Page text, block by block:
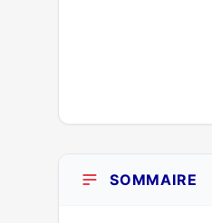
SOMMAIRE